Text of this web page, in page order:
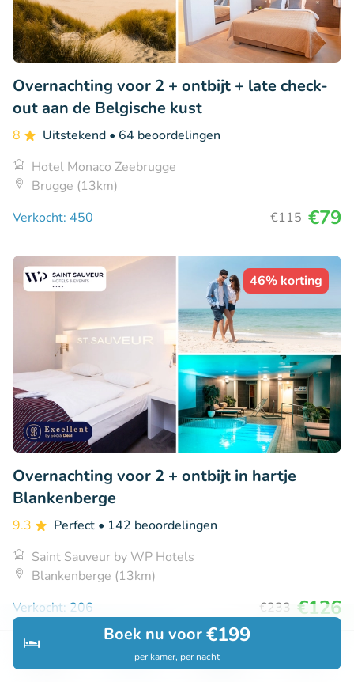
Zoeken Boekingen
Boek nu voor€199
per kamer, per nacht
Overnachting voor 2 + ontbijt + late check-
out aan de Belgische kust
8 Uitstekend • 64 beoordelingen
Hotel Monaco Zeebrugge
Brugge (13km)
Verkocht: 450
€115 €79
46% korting
Overnachting voor 2 + ontbijt in hartje
Blankenberge
9.3 Perfect • 142 beoordelingen
Saint Sauveur by WP Hotels
Blankenberge (13km)
Verkocht: 206
€233 €126
53% korting